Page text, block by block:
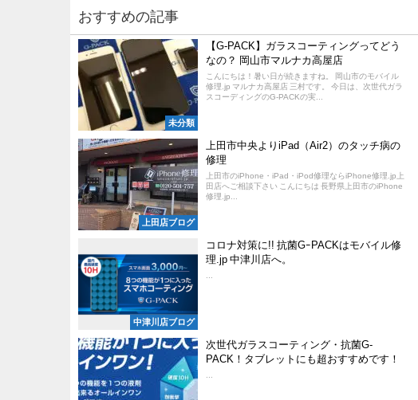
おすすめの記事
未分類
【G-PACK】ガラスコーティングってどう
なの？ 岡山市マルナカ高屋店
こんにちは！暑い日が続きますね。 岡山市のモバイル
修理.jp マルナカ高屋店 三村です。 今日は、次世代ガラ
スコーディングのG-PACKの実...
上田店ブログ
上田市中央よりiPad（Air2）のタッチ病の
修理
上田市のiPhone・iPad・iPod修理ならiPhone修理.jp上
田店へご相談下さい こんにちは 長野県上田市のiPhone
修理.jp...
中津川店ブログ
コロナ対策に!! 抗菌GｰPACKはモバイル修
理.jp 中津川店へ。
次世代ガラスコーティング・抗菌G-
PACK！タブレットにも超おすすめです！